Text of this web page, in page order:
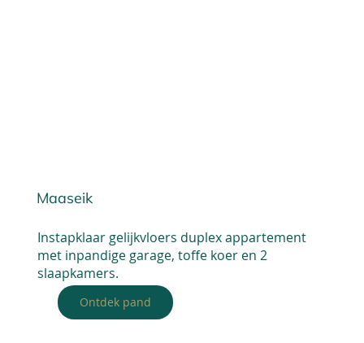
Maaseik
Instapklaar gelijkvloers duplex appartement
met inpandige garage, toffe koer en 2
slaapkamers.
Ontdek pand